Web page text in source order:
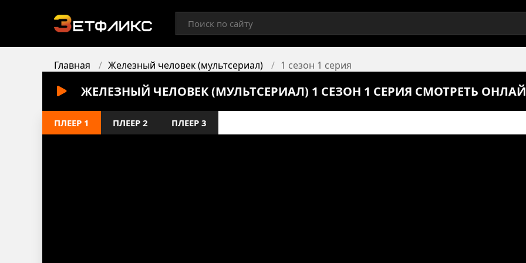
Главная Железный человек (мультсериал) 1 сезон 1 серия
ЖЕЛЕЗНЫЙ ЧЕЛОВЕК (МУЛЬТСЕРИАЛ) 1 СЕЗОН 1 СЕРИЯ СМОТРЕТЬ
ПЛЕЕР 1 ПЛЕЕР 2 ПЛЕЕР 3